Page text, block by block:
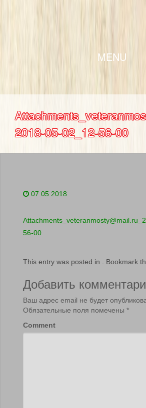
MENU
2018-05-02_12-56-00
07.05.2018
56-00
This entry was posted in . Bookmark
Добавить
Ваш адрес email не будет
Обязательные поля помечены *
Comment